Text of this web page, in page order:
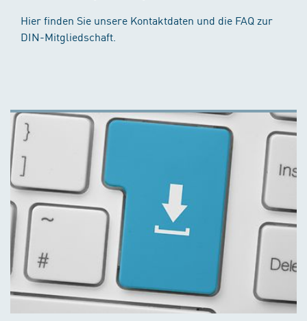
Hier finden Sie unsere Kontaktdaten und die FAQ zur
DIN-Mitgliedschaft.